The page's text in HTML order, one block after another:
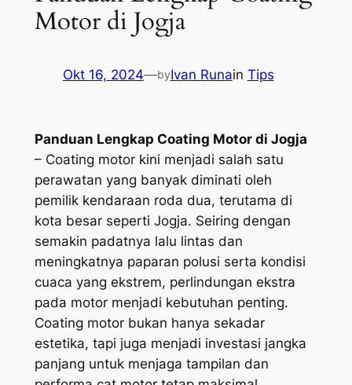
Motor di Jogja
Okt 16, 2024—byIvan Runain Tips
Panduan Lengkap Coating Motor di Jogja
– Coating motor kini menjadi salah satu
perawatan yang banyak diminati oleh
pemilik kendaraan roda dua, terutama di
kota besar seperti Jogja. Seiring dengan
semakin padatnya lalu lintas dan
meningkatnya paparan polusi serta kondisi
cuaca yang ekstrem, perlindungan ekstra
pada motor menjadi kebutuhan penting.
Coating motor bukan hanya sekadar
estetika, tapi juga menjadi investasi jangka
panjang untuk menjaga tampilan dan